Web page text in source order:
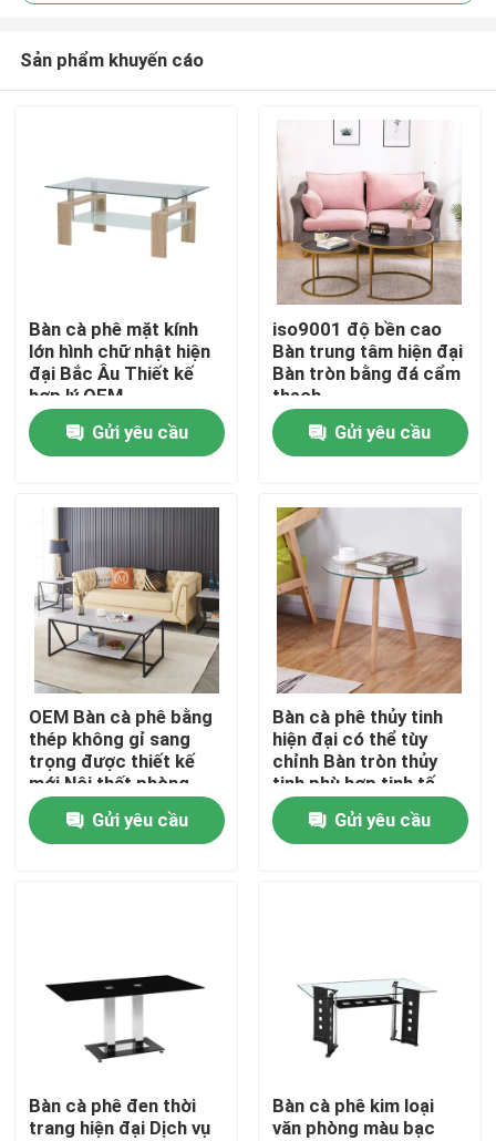
Về chúng tôi
Địa chỉ liên hệ
Sản phẩm
Nội thất phòng gia đình
Nội thất phòng khách
Tủ TV tùy chỉnh
Ghế quầy bar
Bàn cà phê tùy chỉnh
Sản phẩm khuyến cáo
Bàn cà phê mặt kính
lớn hình chữ nhật hiện
đại Bắc Âu Thiết kế
hợp lý OEM
Gửi yêu cầu
iso9001 độ bền cao
Bàn trung tâm hiện đại
Bàn tròn bằng đá cẩm
thạch
Gửi yêu cầu
OEM Bàn cà phê bằng
thép không gỉ sang
trọng được thiết kế
mới Nội thất phòng
khách
Gửi yêu cầu
Bàn cà phê thủy tinh
hiện đại có thể tùy
chỉnh Bàn tròn thủy
tinh phù hợp tinh tế
Gửi yêu cầu
Bàn cà phê đen thời
trang hiện đại Dịch vụ
Bàn cà phê kim loại
văn phòng màu bạc